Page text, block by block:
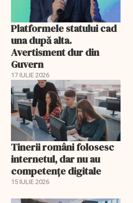
Platformele statului cad
una după alta.
Avertisment dur din
Guvern
17 IULIE 2026
Tinerii români folosesc
internetul, dar nu au
competențe digitale
15 IULIE 2026